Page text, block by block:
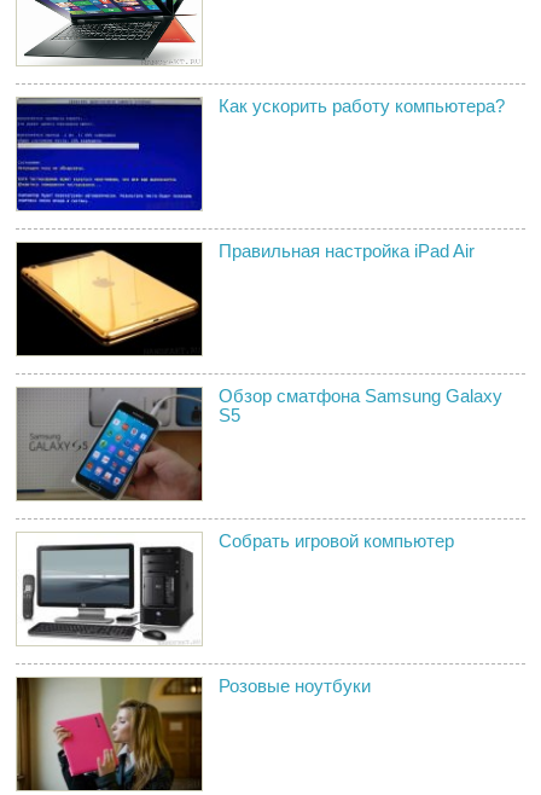
Как ускорить работу компьютера?
Правильная настройка iPad Air
Обзор сматфона Samsung Galaxy
S5
Собрать игровой компьютер
Розовые ноутбуки